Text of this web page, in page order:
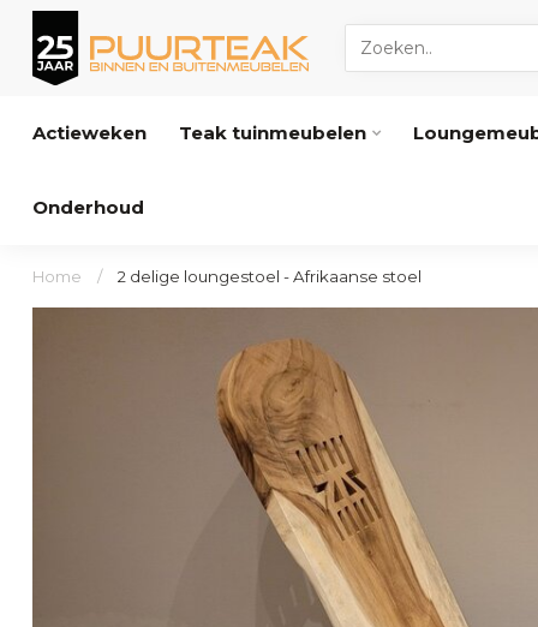
Actieweken Teak tuinmeubelen
Onderhoud
Home / 2 delige loungestoel - Afrikaanse stoel